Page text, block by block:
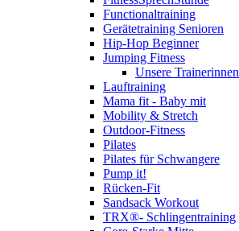
Functionaltraining
Gerätetraining Senioren
Hip-Hop Beginner
Jumping Fitness
Unsere Trainerinnen
Lauftraining
Mama fit - Baby mit
Mobility & Stretch
Outdoor-Fitness
Pilates
Pilates für Schwangere
Pump it!
Rücken-Fit
Sandsack Workout
TRX®- Schlingentraining